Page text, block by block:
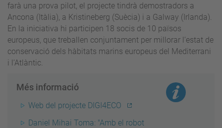
farà una prova pilot, el projecte tindrà demostradors a
Ancona (Itàlia), a Kristineberg (Suècia) i a Galway (Irlanda).
En la iniciativa hi participen 18 socis de 10 països
europeus, que treballen conjuntament per millorar l’estat de
conservació dels hàbitats marins europeus del Mediterrani
i l’Atlàntic.
Més informació
Web del projecte DIGI4ECO
Daniel Mihai Toma: "Amb el robot